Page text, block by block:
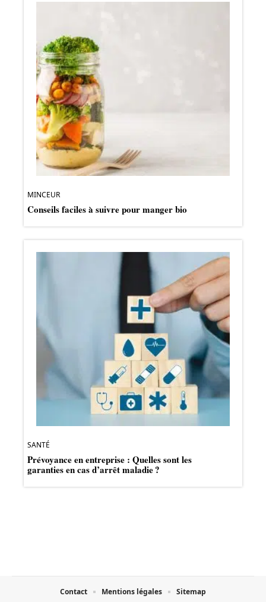
MINCEUR
Conseils faciles à suivre pour manger bio
SANTÉ
Prévoyance en entreprise : Quelles sont les
garanties en cas d’arrêt maladie ?
Contact Mentions légales Sitemap